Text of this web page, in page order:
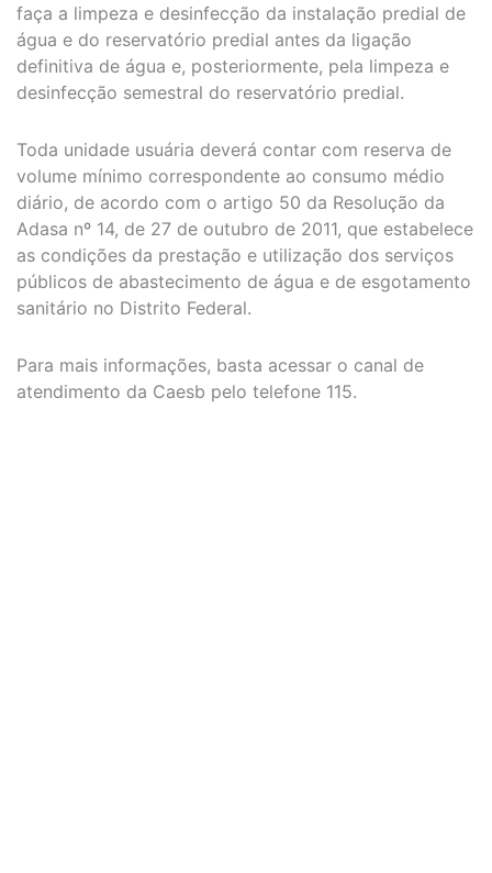
faça a limpeza e desinfecção da instalação predial de
água e do reservatório predial antes da ligação
definitiva de água e, posteriormente, pela limpeza e
desinfecção semestral do reservatório predial.
Toda unidade usuária deverá contar com reserva de
volume mínimo correspondente ao consumo médio
diário, de acordo com o artigo 50 da Resolução da
Adasa nº 14, de 27 de outubro de 2011, que estabelece
as condições da prestação e utilização dos serviços
públicos de abastecimento de água e de esgotamento
sanitário no Distrito Federal.
Para mais informações, basta acessar o canal de
atendimento da Caesb pelo telefone 115.